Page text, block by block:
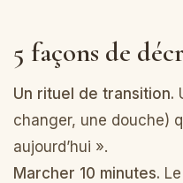
5 façons de
Un rituel de transition.
changer, une douche)
aujourd’hui ».
Marcher 10 minutes.